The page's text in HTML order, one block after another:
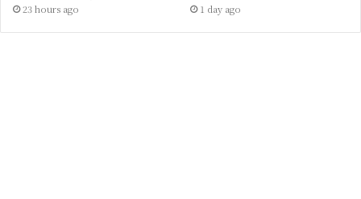
23 hours ago 1 day ago